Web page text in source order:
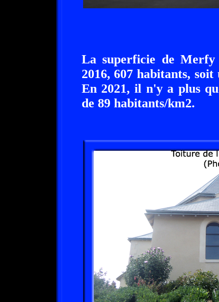
La superficie de
2016, 607 habitants,
En 2021, il n'y a plus
de 89 habitants/km2.